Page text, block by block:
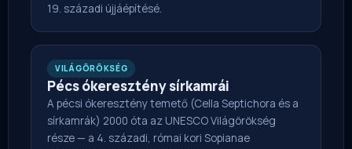
19. századi újjáépítésé.
VILÁGÖRÖKSÉG
Pécs ókeresztény sírkamrái
A pécsi ókeresztény temető (Cella Septichora és a
sírkamrák) 2000 óta az UNESCO Világörökség
része — a 4. századi, római kori Sopianae